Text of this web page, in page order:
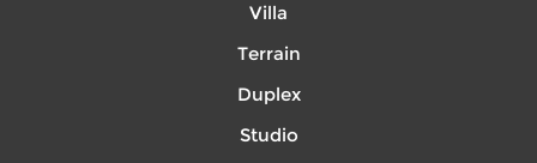
Villa
Terrain
Duplex
Studio